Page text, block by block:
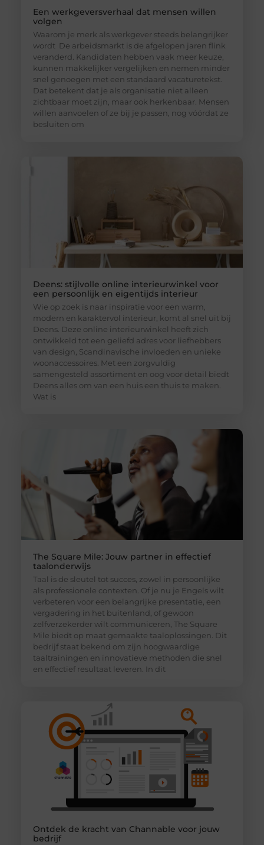
Een werkgeversverhaal dat mensen willen
volgen
Waarom je merk als werkgever steeds belangrijker
wordt De arbeidsmarkt is de afgelopen jaren flink
veranderd. Kandidaten hebben vaak meer keuze,
kunnen makkelijker vergelijken en nemen minder
snel genoegen met een standaard vacaturetekst.
Dat betekent dat je als organisatie niet alleen
zichtbaar moet zijn, maar ook herkenbaar. Mensen
willen aanvoelen of ze bij je passen, nog vóórdat ze
besluiten om
Deens: stijlvolle online interieurwinkel voor
een persoonlijk en eigentijds interieur
Wie op zoek is naar inspiratie voor een warm,
modern en karaktervol interieur, komt al snel uit bij
Deens. Deze online interieurwinkel heeft zich
ontwikkeld tot een geliefd adres voor liefhebbers
van design, Scandinavische invloeden en unieke
woonaccessoires. Met een zorgvuldig
samengesteld assortiment en oog voor detail biedt
Deens alles om van een huis een thuis te maken.
Wat is
The Square Mile: Jouw partner in effectief
taalonderwijs
Taal is de sleutel tot succes, zowel in persoonlijke
als professionele contexten. Of je nu je Engels wilt
verbeteren voor een belangrijke presentatie, een
vergadering in het buitenland, of gewoon
zelfverzekerder wilt communiceren, The Square
Mile biedt op maat gemaakte taaloplossingen. Dit
bedrijf staat bekend om zijn hoogwaardige
taaltrainingen en innovatieve methoden die snel
en effectief resultaat leveren. In dit
Ontdek de kracht van Channable voor jouw
bedrijf